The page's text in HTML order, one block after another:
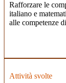
Rafforzare le
italiano e
alle competenze
Attività svolte